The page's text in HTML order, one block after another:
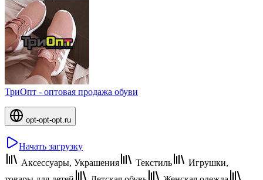
ТриОпт - оптовая продажа обуви
opt-opt-opt.ru
Начать загрузку
Аксессуары, Украшения
Текстиль
Игрушки,